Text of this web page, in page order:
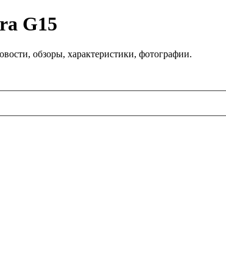
G15
обзоры, характеристики, фотографии.